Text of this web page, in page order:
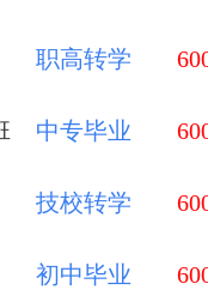
中专毕业
技校转学
初中毕业
初中毕业